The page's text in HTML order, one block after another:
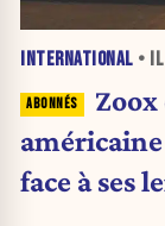
INTERNATIONAL •
face à ses